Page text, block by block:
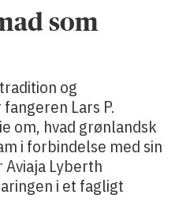
som
og
Lars P.
om, hvad grønlandsk
i forbindelse med sin
Lyberth
i et fagligt